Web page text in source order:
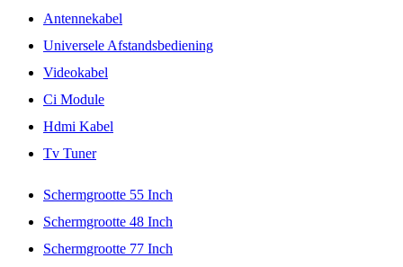
Antennekabel
Universele Afstandsbediening
Videokabel
Ci Module
Hdmi Kabel
Tv Tuner
Schermgrootte 55 Inch
Schermgrootte 48 Inch
Schermgrootte 77 Inch